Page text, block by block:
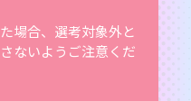
場合、選考対象外と
ないようご注意くだ